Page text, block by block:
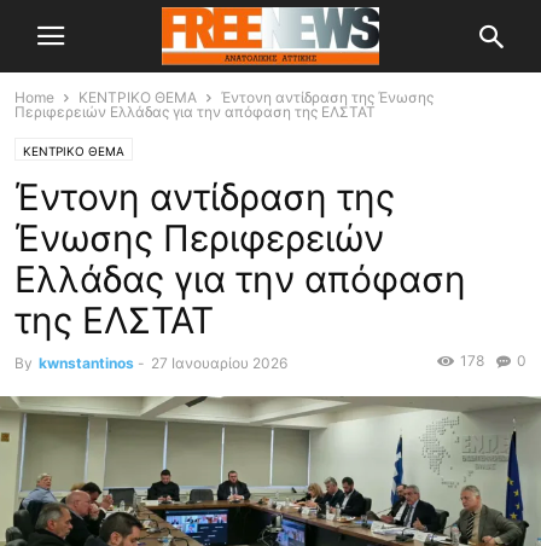
Home ΚΕΝΤΡΙΚΟ ΘΕΜΑ
Έντονη αντίδραση της Ένωσης
Περιφερειών Ελλάδας για την απόφαση της ΕΛΣΤΑΤ
ΚΕΝΤΡΙΚΟ ΘΕΜΑ
Έντονη αντίδραση της
Ένωσης Περιφερειών
Ελλάδας για την απόφαση
της ΕΛΣΤΑΤ
By kwnstantinos - 27 Ιανουαρίου 2026 0
178